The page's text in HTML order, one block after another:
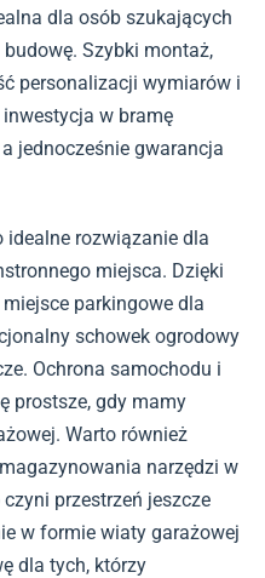
dla osób szukających
Szybki montaż,
personalizacji wymiarów i
w bramę
jednocześnie gwarancja
idealne rozwiązanie dla
miejsca. Dzięki
parkingowe dla
schowek ogrodowy
Ochrona samochodu i
prostsze, gdy mamy
Warto również
narzędzi w
przestrzeń jeszcze
w formie wiaty garażowej
dla tych, którzy